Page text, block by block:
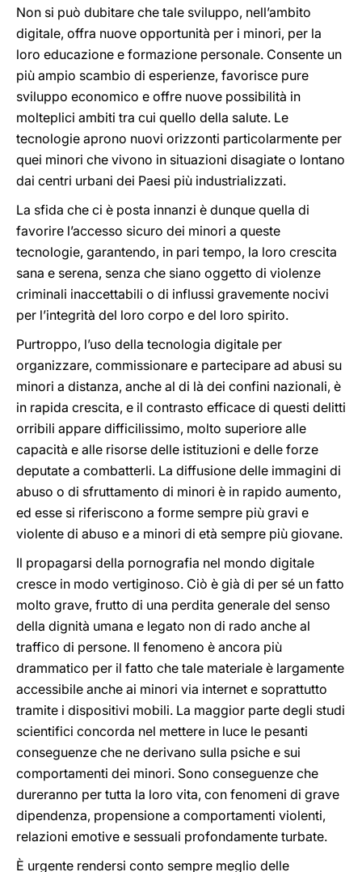
Non si può dubitare che tale sviluppo, nell’ambito
digitale, offra nuove opportunità per i minori, per la
loro educazione e formazione personale. Consente un
più ampio scambio di esperienze, favorisce pure
sviluppo economico e offre nuove possibilità in
molteplici ambiti tra cui quello della salute. Le
tecnologie aprono nuovi orizzonti particolarmente per
quei minori che vivono in situazioni disagiate o lontano
dai centri urbani dei Paesi più industrializzati.
La sfida che ci è posta innanzi è dunque quella di
favorire l’accesso sicuro dei minori a queste
tecnologie, garantendo, in pari tempo, la loro crescita
sana e serena, senza che siano oggetto di violenze
criminali inaccettabili o di influssi gravemente nocivi
per l’integrità del loro corpo e del loro spirito.
Purtroppo, l’uso della tecnologia digitale per
organizzare, commissionare e partecipare ad abusi su
minori a distanza, anche al di là dei confini nazionali, è
in rapida crescita, e il contrasto efficace di questi delitti
orribili appare difficilissimo, molto superiore alle
capacità e alle risorse delle istituzioni e delle forze
deputate a combatterli. La diffusione delle immagini di
abuso o di sfruttamento di minori è in rapido aumento,
ed esse si riferiscono a forme sempre più gravi e
violente di abuso e a minori di età sempre più giovane.
Il propagarsi della pornografia nel mondo digitale
cresce in modo vertiginoso. Ciò è già di per sé un fatto
molto grave, frutto di una perdita generale del senso
della dignità umana e legato non di rado anche al
traffico di persone. Il fenomeno è ancora più
drammatico per il fatto che tale materiale è largamente
accessibile anche ai minori via internet e soprattutto
tramite i dispositivi mobili. La maggior parte degli studi
scientifici concorda nel mettere in luce le pesanti
conseguenze che ne derivano sulla psiche e sui
comportamenti dei minori. Sono conseguenze che
dureranno per tutta la loro vita, con fenomeni di grave
dipendenza, propensione a comportamenti violenti,
relazioni emotive e sessuali profondamente turbate.
È urgente rendersi conto sempre meglio delle